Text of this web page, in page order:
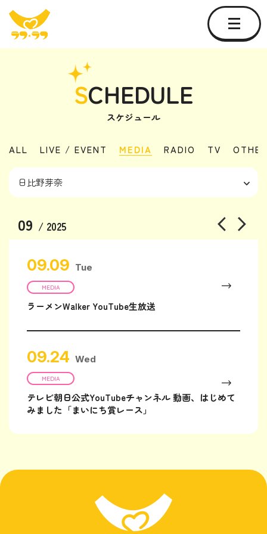
SCHEDULE
スケジュール
ALL LIVE / EVENT MEDIA RADIO TV OTHER
09 / 2025
09.09 Tue
MEDIA
ラーメンWalker YouTube生放送
09.24 Wed
MEDIA
テレビ朝日公式YouTubeチャンネル 動画、はじめて
みました「まいにち賞レース」